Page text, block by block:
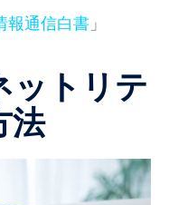
報通信白書 」
ットリテ
法